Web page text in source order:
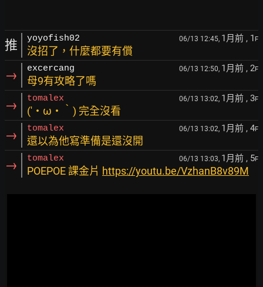
推 yoyofish02 06/13 12:45, 1月前 , 1 F
沒招了，什麼都要有償
→ excercang 06/13 12:50, 1月前 , 2F
母9有攻略了嗎
→ tomalex 06/13 13:02, 1月前 , 3F
(′・ω・‵) 完全沒看
→ tomalex 06/13 13:02, 1月前 , 4F
還以為他寫準備是還沒開
→ tomalex 06/13 13:03, 1月前 , 5F
POEPOE 課金片 https://youtu.be/VzhanB8v89M